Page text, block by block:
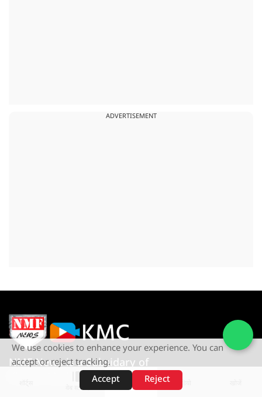
ADVERTISEMENT
वेब स्टोरीज़
NMF News is a Subsidary of
Khetan Media Creation Pvt Ltd
We use cookies to enhance your experience. You can
accept or reject tracking.
Accept
Reject